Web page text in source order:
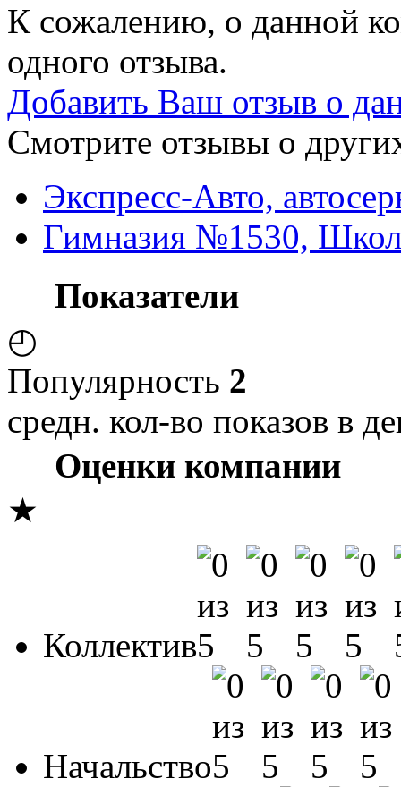
К сожалению, о данной
одного отзыва.
Добавить Ваш отзыв о
Смотрите отзывы о
Экспресс-Авто,
Гимназия №1530,
Показатели
◴
Популярность 2
средн. кол-во показов в
Оценки компании
★
Коллектив
Начальство